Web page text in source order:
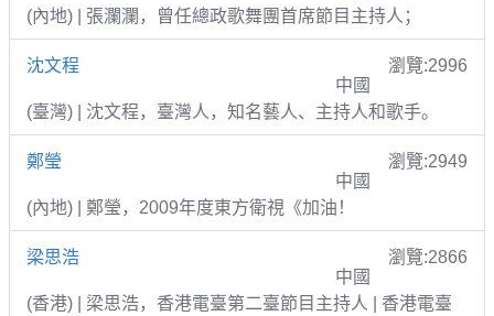
(內地) | 張瀾瀾，曾任總政歌舞團首席節目主持人；
沈文程
瀏覽:2996
中國
(臺灣) | 沈文程，臺灣人，知名藝人、主持人和歌手。
鄭瑩
瀏覽:2949
中國
(內地) | 鄭瑩，2009年度東方衛視《加油！
梁思浩
瀏覽:2866
中國
(香港) | 梁思浩，香港電臺第二臺節目主持人 | 香港電臺